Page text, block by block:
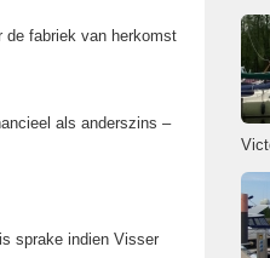
de fabriek van herkomst
als anderszins –
sprake indien Visser